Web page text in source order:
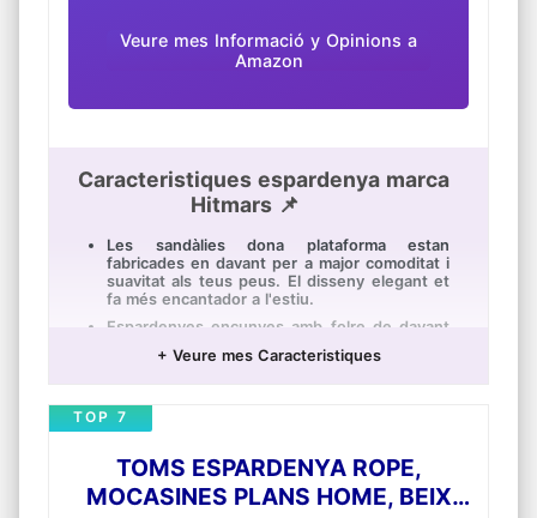
Veure mes Informació y Opinions a
Amazon
Caracteristiques espardenya marca
Hitmars 📌
Les sandàlies dona plataforma estan
fabricades en davant per a major comoditat i
suavitat als teus peus. El disseny elegant et
fa més encantador a l'estiu.
Espardenyes encunyes amb folre de davant
la suor i la humitat i deixa els peus
La sola de les sandàlies dona tascó té un
disseny resistent al desgast, per la qual cosa
Les plataforma sandàlies tenen una altura de
tascó de 6CM. Llarga caminada sense peus
cansats, adequada per a desplaçaments, vida
+ Veure mes Caracteristiques
TOMS ESPARDENYA ROPE,
MOCASINES PLANS HOME, BEIX
TOP 7